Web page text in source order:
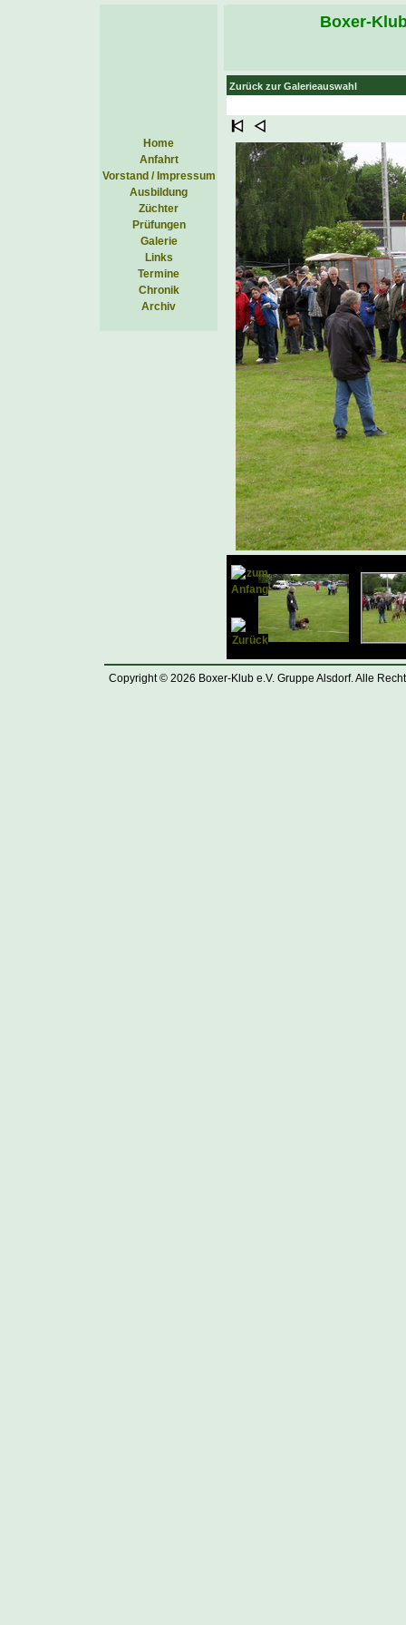
Home
Anfahrt
Vorstand / Impressum
Ausbildung
Züchter
Prüfungen
Galerie
Links
Termine
Chronik
Archiv
Boxer-
Zurück zur Galerieauswahl
Copyright © 2026 Boxer-Klub e.V. Gruppe Alsdorf. Alle